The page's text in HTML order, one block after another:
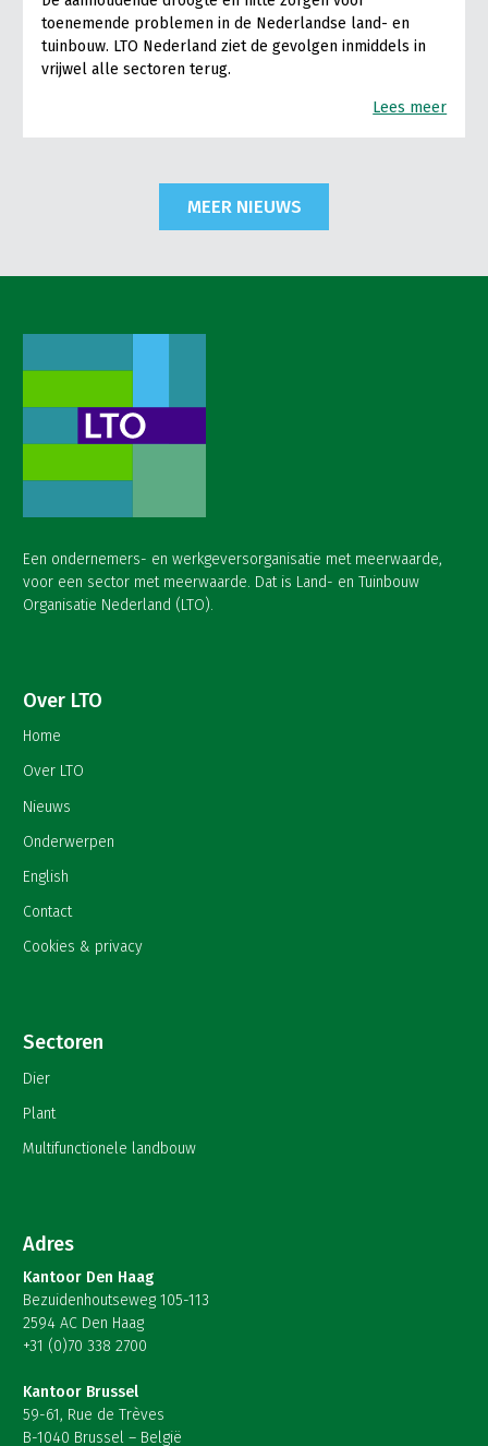
toenemende problemen in de Nederlandse land- en
tuinbouw. LTO Nederland ziet de gevolgen inmiddels in
vrijwel alle sectoren terug.
Lees meer
MEER NIEUWS
Een ondernemers- en werkgeversorganisatie met meerwaarde,
voor een sector met meerwaarde. Dat is Land- en Tuinbouw
Organisatie Nederland (LTO).
Over LTO
Home
Over LTO
Nieuws
Onderwerpen
English
Contact
Cookies & privacy
Sectoren
Dier
Plant
Multifunctionele landbouw
Adres
Kantoor Den Haag
Bezuidenhoutseweg 105-113
2594 AC Den Haag
+31 (0)70 338 2700
Kantoor Brussel
59-61, Rue de Trèves
B-1040 Brussel – België